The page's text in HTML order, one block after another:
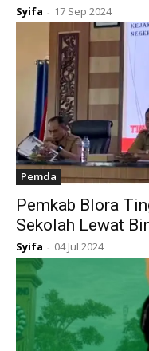
Syifa - 17 Sep 2024
Pemda
Pemkab Blora
Sekolah Lewat
Syifa - 04 Jul 2024